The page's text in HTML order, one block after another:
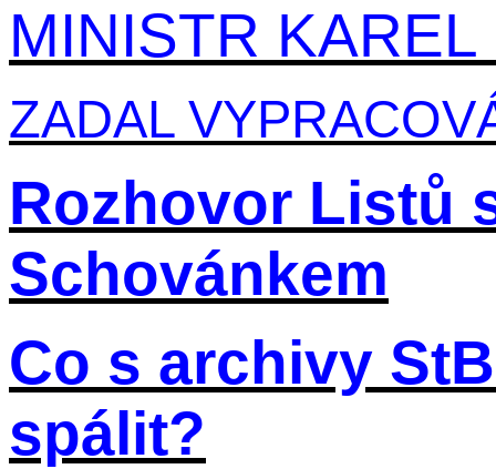
MINISTR
ZADAL
Rozhovor Listů
Schovánkem
Co s archivy
spálit?